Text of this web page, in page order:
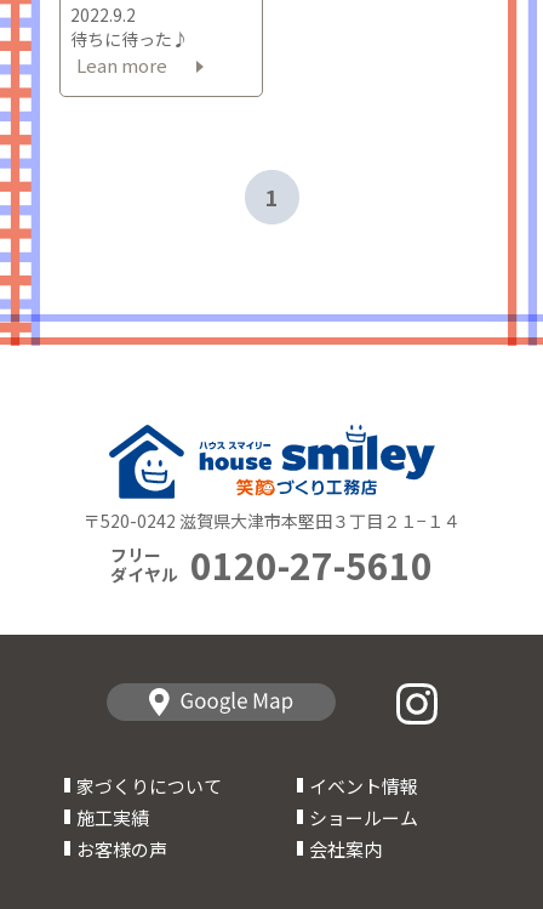
2022.9.2
待ちに待った♪
Lean more
1
〒520-0242 滋賀県大津市本堅田３丁目２１−１４
フリー
ダイヤル 0120-27-5610
家づくりについて
イベント情報
施工実績
ショールーム
お客様の声
会社案内